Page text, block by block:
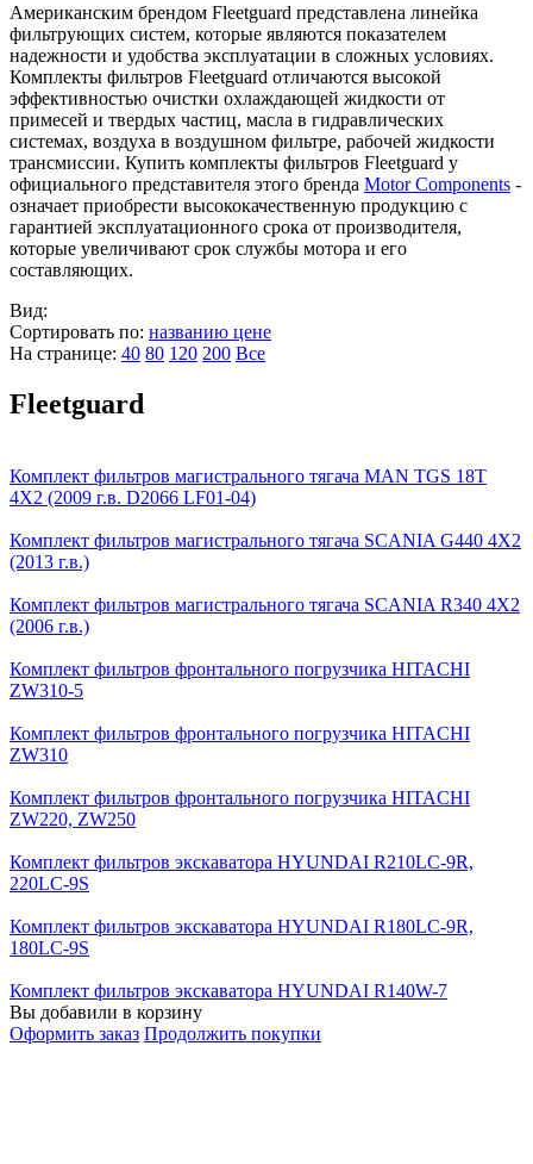
Американским брендом Fleetguard представлена линейка
фильтрующих систем, которые являются показателем
надежности и удобства эксплуатации в сложных условиях.
Комплекты фильтров Fleetguard отличаются высокой
эффективностью очистки охлаждающей жидкости от
примесей и твердых частиц, масла в гидравлических
системах, воздуха в воздушном фильтре, рабочей жидкости
трансмиссии. Купить комплекты фильтров Fleetguard у
официального представителя этого бренда Motor Components -
означает приобрести высококачественную продукцию с
гарантией эксплуатационного срока от производителя,
которые увеличивают срок службы мотора и его
составляющих.
Вид:
Сортировать по: названию цене
На странице: 40 80 120 200 Все
Fleetguard
Комплект фильтров магистрального тягача MAN TGS 18T
4Х2 (2009 г.в. D2066 LF01-04)
Комплект фильтров магистрального тягача SCANIA G440 4Х2
(2013 г.в.)
Комплект фильтров магистрального тягача SCANIA R340 4Х2
(2006 г.в.)
Комплект фильтров фронтального погрузчика HITACHI
ZW310-5
Комплект фильтров фронтального погрузчика HITACHI
ZW310
Комплект фильтров фронтального погрузчика HITACHI
ZW220, ZW250
Комплект фильтров экскаватора HYUNDAI R210LC-9R,
220LC-9S
Комплект фильтров экскаватора HYUNDAI R180LC-9R,
180LC-9S
Комплект фильтров экскаватора HYUNDAI R140W-7
Вы добавили в корзину
Оформить заказ Продолжить покупки